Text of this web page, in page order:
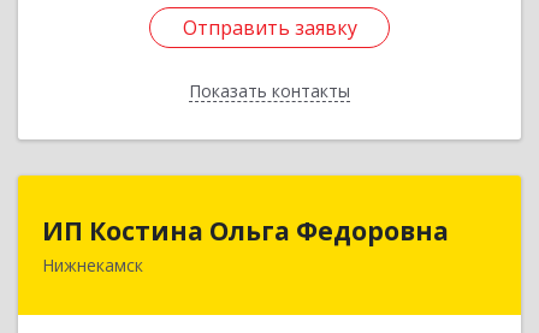
Отправить заявку
Показать контакты
Отправить заявку
Назад
ИП Костина Ольга Федоровна
Нижнекамск